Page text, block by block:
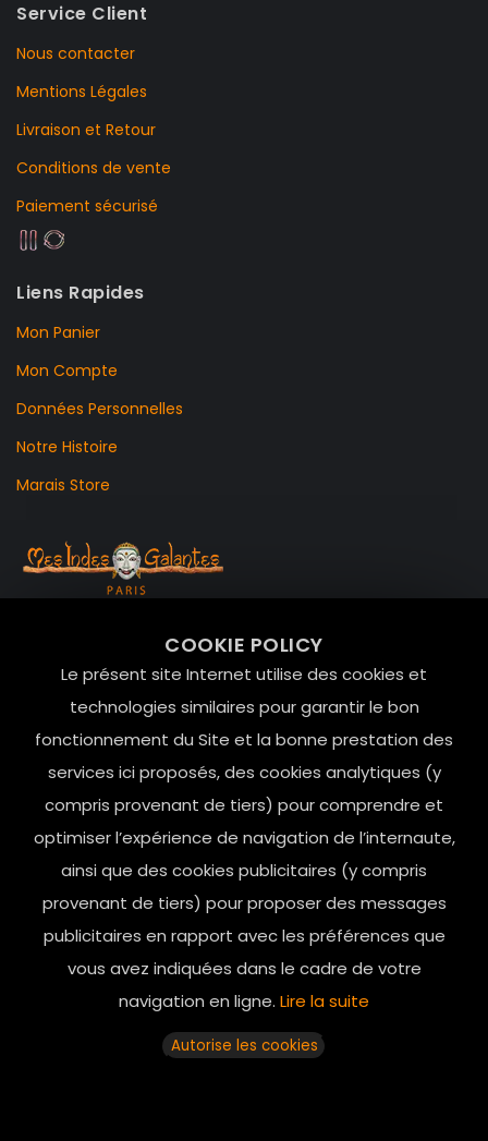
COOKIE POLICY
Le présent site Internet utilise des cookies et
technologies similaires pour garantir le bon
fonctionnement du Site et la bonne prestation des
services ici proposés, des cookies analytiques (y
compris provenant de tiers) pour comprendre et
optimiser l’expérience de navigation de l’internaute,
ainsi que des cookies publicitaires (y compris
provenant de tiers) pour proposer des messages
publicitaires en rapport avec les préférences que
vous avez indiquées dans le cadre de votre
navigation en ligne. Lire la suite
Autorise les cookies
Service Client
Nous contacter
Mentions Légales
Livraison et Retour
Conditions de vente
Paiement sécurisé
Liens Rapides
Mon Panier
Mon Compte
Données Personnelles
Notre Histoire
Marais Store
Le Marais, 75004 Paris
contact@mesindesgalantes.com
01.42.72.42.51
Horaires d’ouverture: 11h - 19h30 Du lundi au dimanche